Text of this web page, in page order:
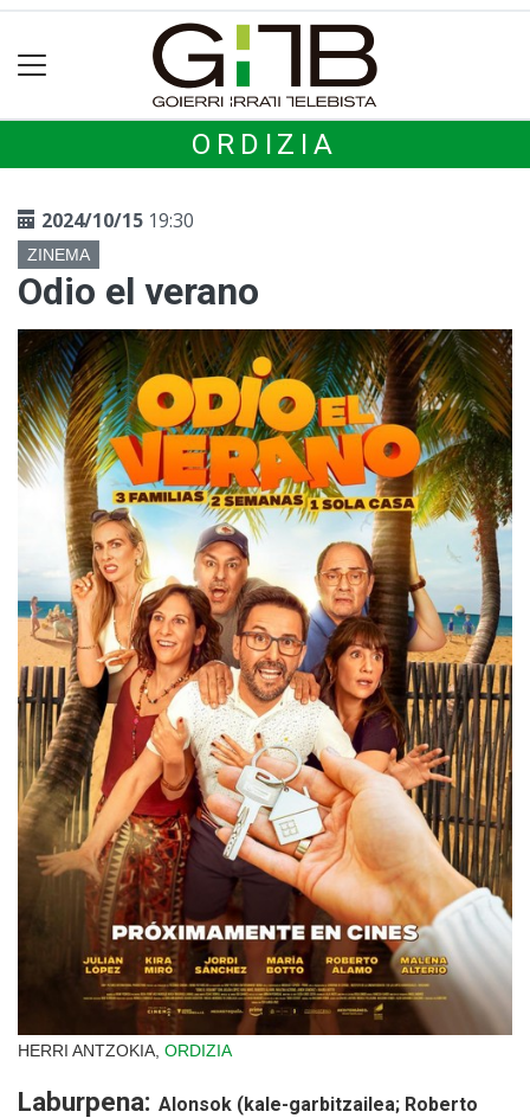
ORDIZIA
2024/10/15 19:30
ZINEMA
Odio el verano
HERRI ANTZOKIA, ORDIZIA
Laburpena: Alonsok (kale-garbitzailea; Roberto